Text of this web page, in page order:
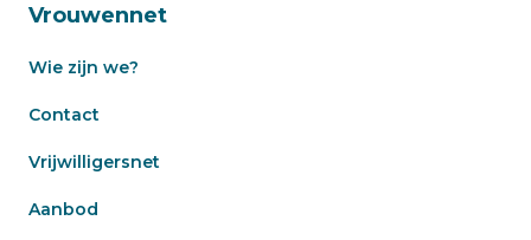
Vrouwennet
Wie zijn we?
Contact
Vrijwilligersnet
Aanbod